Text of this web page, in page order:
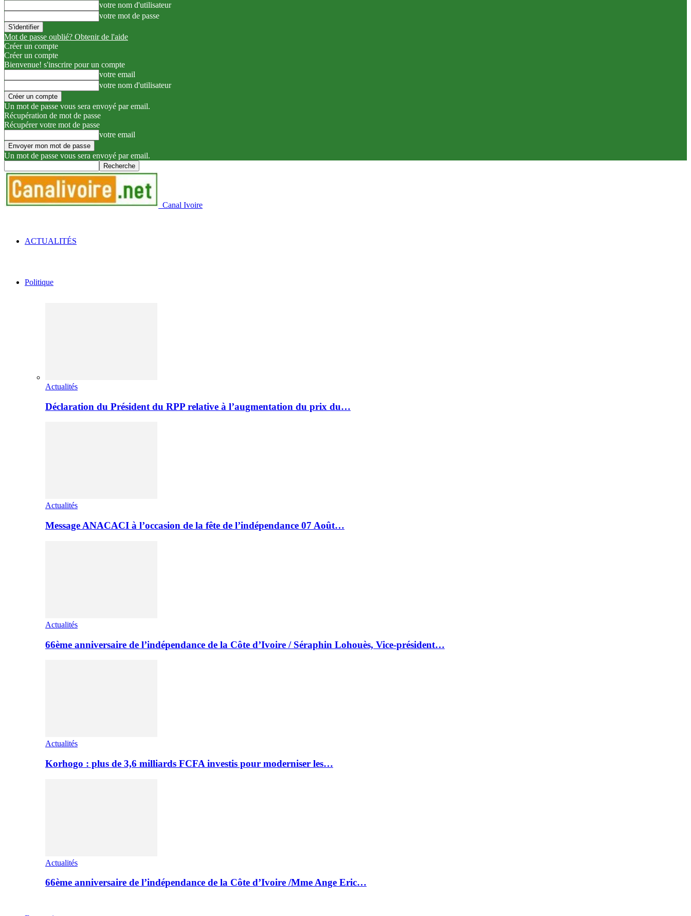
votre nom d'utilisateur
votre mot de passe
Mot de passe oublié? Obtenir de l'aide
Créer un compte
Créer un compte
Bienvenue! s'inscrire pour un compte
votre email
votre nom d'utilisateur
Un mot de passe vous sera envoyé par email.
Récupération de mot de passe
Récupérer votre mot de passe
votre email
Un mot de passe vous sera envoyé par email.
Canal Ivoire
ACTUALITÉS
Politique
Actualités
Déclaration du Président du RPP relative à l’augmentation du prix du…
Actualités
Message ANACACI à l’occasion de la fête de l’indépendance 07 Août…
Actualités
66ème anniversaire de l’indépendance de la Côte d’Ivoire / Séraphin Lohouès, Vice-président…
Actualités
Korhogo : plus de 3,6 milliards FCFA investis pour moderniser les…
Actualités
66ème anniversaire de l’indépendance de la Côte d’Ivoire /Mme Ange Eric…